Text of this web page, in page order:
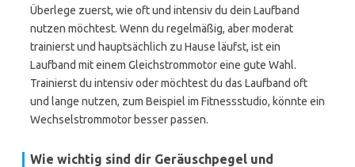
Überlege zuerst, wie oft und intensiv du dein Laufband
nutzen möchtest. Wenn du regelmäßig, aber moderat
trainierst und hauptsächlich zu Hause läufst, ist ein
Laufband mit einem Gleichstrommotor eine gute Wahl.
Trainierst du intensiv oder möchtest du das Laufband oft
und lange nutzen, zum Beispiel im Fitnessstudio, könnte ein
Wechselstrommotor besser passen.
Wie wichtig sind dir Geräuschpegel und